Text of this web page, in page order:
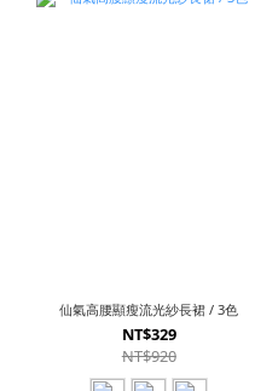
仙氣高腰顯瘦流光紗長裙 / 3色
NT$329
NT$920